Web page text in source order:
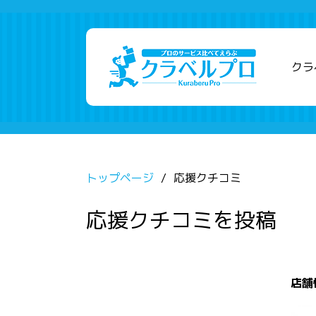
ク
トップページ 応援クチコミ
応援クチコミを投稿
店